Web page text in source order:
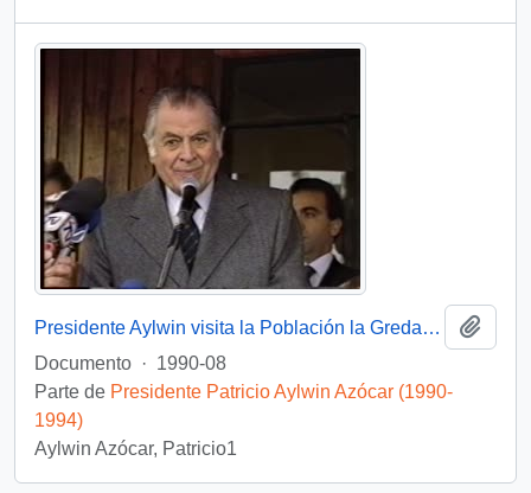
Presidente Aylwin visita la Población la Greda en gira VIII Región: video
Documento · 1990-08
Parte de Presidente Patricio Aylwin Azócar (1990-
1994)
Aylwin Azócar, Patricio1